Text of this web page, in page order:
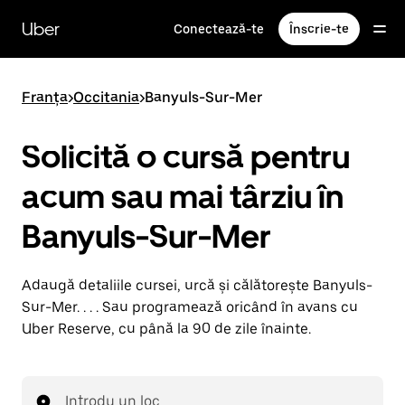
direct
conținutul
principal
Uber Conectează-te Înscrie-te
Franța>Occitania>Banyuls-Sur-Mer
Solicită o cursă pentru
acum sau mai târziu în
Banyuls-Sur-Mer
Adaugă detaliile cursei, urcă și călătorește Banyuls-
Sur-Mer. . . . Sau programează oricând în avans cu
Uber Reserve, cu până la 90 de zile înainte.
Introdu un loc